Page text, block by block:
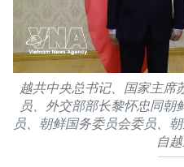
越共中央总书记、国家主席
员、外交部部长黎怀忠同朝
员、朝鲜国务委员会委员、
自